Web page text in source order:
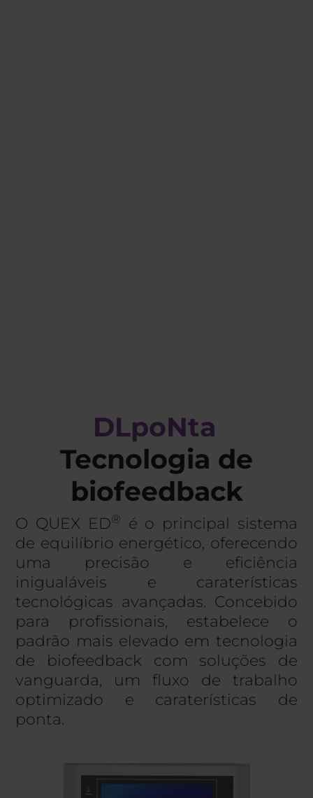
DLpoNta
Tecnologia de
biofeedback
O QUEX ED®
é o principal sistema
de equilíbrio energético, oferecendo
uma precisão e eficiência
inigualáveis e caraterísticas
tecnológicas avançadas. Concebido
para profissionais, estabelece o
padrão mais elevado em tecnologia
de biofeedback com soluções de
vanguarda, um fluxo de trabalho
optimizado e caraterísticas de
ponta.